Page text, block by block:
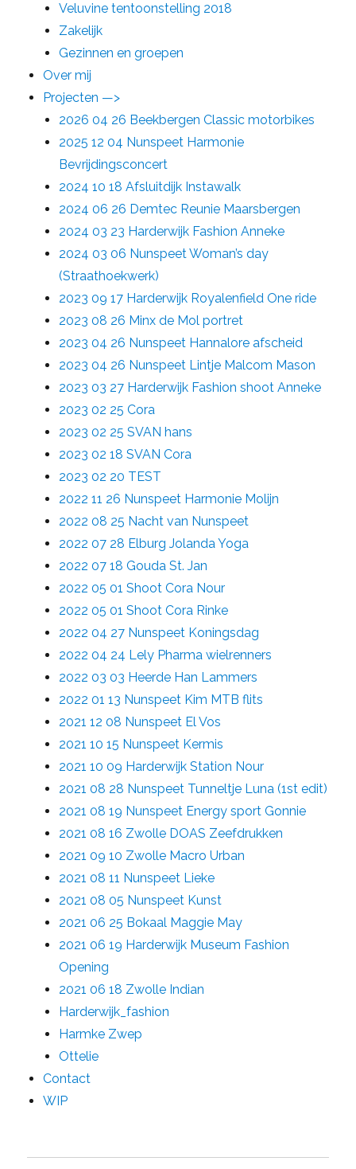
Veluvine tentoonstelling 2018
Zakelijk
Gezinnen en groepen
Over mij
Projecten —>
2026 04 26 Beekbergen Classic motorbikes
2025 12 04 Nunspeet Harmonie
Bevrijdingsconcert
2024 10 18 Afsluitdijk Instawalk
2024 06 26 Demtec Reunie Maarsbergen
2024 03 23 Harderwijk Fashion Anneke
2024 03 06 Nunspeet Woman’s day
(Straathoekwerk)
2023 09 17 Harderwijk Royalenfield One ride
2023 08 26 Minx de Mol portret
2023 04 26 Nunspeet Hannalore afscheid
2023 04 26 Nunspeet Lintje Malcom Mason
2023 03 27 Harderwijk Fashion shoot Anneke
2023 02 25 Cora
2023 02 25 SVAN hans
2023 02 18 SVAN Cora
2023 02 20 TEST
2022 11 26 Nunspeet Harmonie Molijn
2022 08 25 Nacht van Nunspeet
2022 07 28 Elburg Jolanda Yoga
2022 07 18 Gouda St. Jan
2022 05 01 Shoot Cora Nour
2022 05 01 Shoot Cora Rinke
2022 04 27 Nunspeet Koningsdag
2022 04 24 Lely Pharma wielrenners
2022 03 03 Heerde Han Lammers
2022 01 13 Nunspeet Kim MTB flits
2021 12 08 Nunspeet El Vos
2021 10 15 Nunspeet Kermis
2021 10 09 Harderwijk Station Nour
2021 08 28 Nunspeet Tunneltje Luna (1st edit)
2021 08 19 Nunspeet Energy sport Gonnie
2021 08 16 Zwolle DOAS Zeefdrukken
2021 09 10 Zwolle Macro Urban
2021 08 11 Nunspeet Lieke
2021 08 05 Nunspeet Kunst
2021 06 25 Bokaal Maggie May
2021 06 19 Harderwijk Museum Fashion
Opening
2021 06 18 Zwolle Indian
Harderwijk_fashion
Harmke Zwep
Ottelie
Contact
WIP